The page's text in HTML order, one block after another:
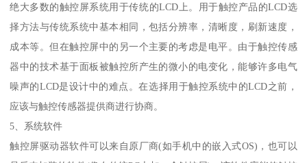
绝大多数的触控屏系统用于传统的LCD上。用于触控产品的LCD选
择方法与传统系统中基本相同，包括分辨率，清晰度，刷新速度，
成本等。但在触控屏中的另一个主要的考虑是电平。由于触控传感
器中的技术基于面板被触控所产生的微小的电变化，能够许多电气
噪声的LCD是设计中的难点。在选择用于触控系统中的LCD之前，
应该与触控传感器提供商进行协商。
5、系统软件
触控屏驱动器软件可以来自原厂商(如手机中的嵌入式OS)，也可以